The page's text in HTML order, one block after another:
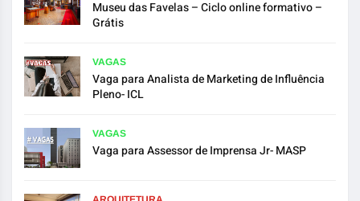
Museu das Favelas – Ciclo online formativo –
Grátis
VAGAS
Vaga para Analista de Marketing de Influência
Pleno- ICL
VAGAS
Vaga para Assessor de Imprensa Jr- MASP